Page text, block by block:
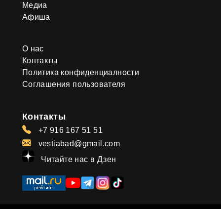
Медиа
Афиша
О нас
Контакты
Политика конфиденциалности
Соглашения пользователя
Контакты
+7 916 167 51 51
vestiabad@gmail.com
Читайте нас в Дзен